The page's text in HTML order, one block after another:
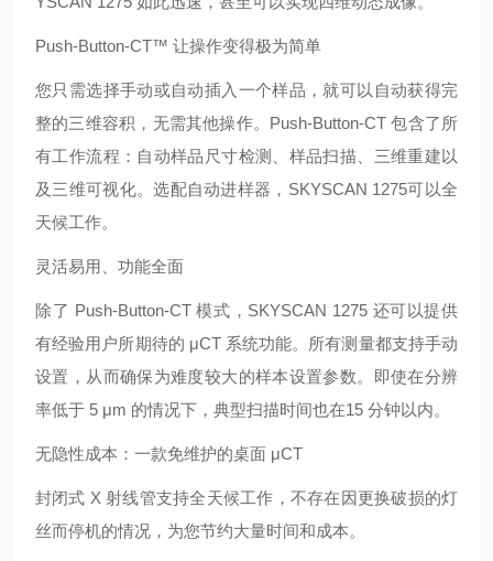
Push-Button-CT™ 让操作变得极为简单
您只需选择手动或自动插入一个样品，就可以自动获得完
整的三维容积，无需其他操作。Push-Button-CT 包含了所
有工作流程：自动样品尺寸检测、样品扫描、三维重建以
及三维可视化。选配自动进样器，SKYSCAN 1275可以全
天候工作。
灵活易用、功能全面
除了 Push-Button-CT 模式，SKYSCAN 1275 还可以提供
有经验用户所期待的 μCT 系统功能。所有测量都支持手动
设置，从而确保为难度较大的样本设置参数。即使在分辨
率低于 5 μm 的情况下，典型扫描时间也在15 分钟以内。
无隐性成本：一款免维护的桌面 μCT
封闭式 X 射线管支持全天候工作，不存在因更换破损的灯
丝而停机的情况，为您节约大量时间和成本。